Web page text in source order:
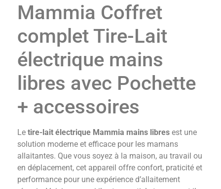
Mammia Coffret
complet Tire-Lait
électrique mains
libres avec Pochette
+ accessoires
Le tire-lait électrique Mammia mains libres est une
solution moderne et efficace pour les mamans
allaitantes. Que vous soyez à la maison, au travail ou
en déplacement, cet appareil offre confort, praticité et
performance pour une expérience d’allaitement